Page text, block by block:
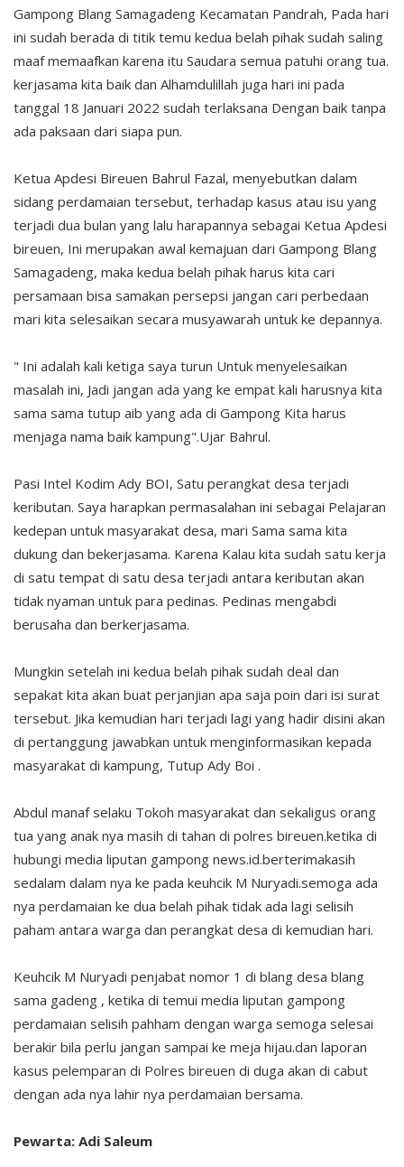
Gampong Blang Samagadeng Kecamatan Pandrah, Pada hari
ini sudah berada di titik temu kedua belah pihak sudah saling
maaf memaafkan karena itu Saudara semua patuhi orang tua.
kerjasama kita baik dan Alhamdulillah juga hari ini pada
tanggal 18 Januari 2022 sudah terlaksana Dengan baik tanpa
ada paksaan dari siapa pun.
Ketua Apdesi Bireuen Bahrul Fazal, menyebutkan dalam
sidang perdamaian tersebut, terhadap kasus atau isu yang
terjadi dua bulan yang lalu harapannya sebagai Ketua Apdesi
bireuen, Ini merupakan awal kemajuan dari Gampong Blang
Samagadeng, maka kedua belah pihak harus kita cari
persamaan bisa samakan persepsi jangan cari perbedaan
mari kita selesaikan secara musyawarah untuk ke depannya.
" Ini adalah kali ketiga saya turun Untuk menyelesaikan
masalah ini, Jadi jangan ada yang ke empat kali harusnya kita
sama sama tutup aib yang ada di Gampong Kita harus
menjaga nama baik kampung".Ujar Bahrul.
Pasi Intel Kodim Ady BOI, Satu perangkat desa terjadi
keributan. Saya harapkan permasalahan ini sebagai Pelajaran
kedepan untuk masyarakat desa, mari Sama sama kita
dukung dan bekerjasama. Karena Kalau kita sudah satu kerja
di satu tempat di satu desa terjadi antara keributan akan
tidak nyaman untuk para pedinas. Pedinas mengabdi
berusaha dan berkerjasama.
Mungkin setelah ini kedua belah pihak sudah deal dan
sepakat kita akan buat perjanjian apa saja poin dari isi surat
tersebut. Jika kemudian hari terjadi lagi yang hadir disini akan
di pertanggung jawabkan untuk menginformasikan kepada
masyarakat di kampung, Tutup Ady Boi .
Abdul manaf selaku Tokoh masyarakat dan sekaligus orang
tua yang anak nya masih di tahan di polres bireuen.ketika di
hubungi media liputan gampong news.id.berterimakasih
sedalam dalam nya ke pada keuhcik M Nuryadi.semoga ada
nya perdamaian ke dua belah pihak tidak ada lagi selisih
paham antara warga dan perangkat desa di kemudian hari.
Keuhcik M Nuryadi penjabat nomor 1 di blang desa blang
sama gadeng , ketika di temui media liputan gampong
perdamaian selisih pahham dengan warga semoga selesai
berakir bila perlu jangan sampai ke meja hijau.dan laporan
kasus pelemparan di Polres bireuen di duga akan di cabut
dengan ada nya lahir nya perdamaian bersama.
Pewarta: Adi Saleum